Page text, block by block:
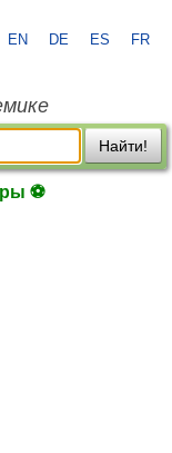
EN DE ES FR
Найти!
⚽